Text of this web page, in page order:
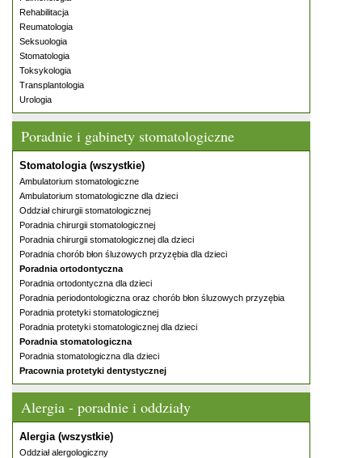
Rehabilitacja
Reumatologia
Seksuologia
Stomatologia
Toksykologia
Transplantologia
Urologia
Poradnie i gabinety stomatologiczne
Stomatologia (wszystkie)
Ambulatorium stomatologiczne
Ambulatorium stomatologiczne dla dzieci
Oddział chirurgii stomatologicznej
Poradnia chirurgii stomatologicznej
Poradnia chirurgii stomatologicznej dla dzieci
Poradnia chorób błon śluzowych przyzębia dla dzieci
Poradnia ortodontyczna
Poradnia ortodontyczna dla dzieci
Poradnia periodontologiczna oraz chorób błon śluzowych przyzębia
Poradnia protetyki stomatologicznej
Poradnia protetyki stomatologicznej dla dzieci
Poradnia stomatologiczna
Poradnia stomatologiczna dla dzieci
Pracownia protetyki dentystycznej
Alergia - poradnie i oddziały
Alergia (wszystkie)
Oddział alergologiczny